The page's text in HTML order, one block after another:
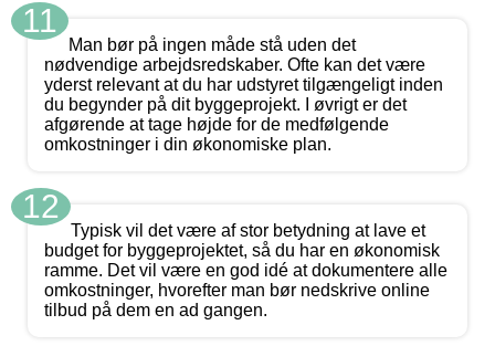
11
Man bør på ingen måde stå uden det
nødvendige arbejdsredskaber. Ofte kan det være
yderst relevant at du har udstyret tilgængeligt inden
du begynder på dit byggeprojekt. I øvrigt er det
afgørende at tage højde for de medfølgende
omkostninger i din økonomiske plan.
12
Typisk vil det være af stor betydning at lave et
budget for byggeprojektet, så du har en økonomisk
ramme. Det vil være en god idé at dokumentere alle
omkostninger, hvorefter man bør nedskrive online
tilbud på dem en ad gangen.